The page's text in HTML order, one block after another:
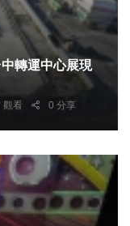
觀看 0 分享